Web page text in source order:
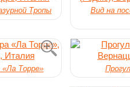
Тропы Вид на
«Ла Торре»